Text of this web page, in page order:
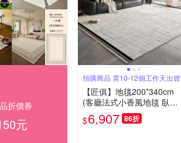
折價券
元
預購商品 需10-12個工作天出貨
【匠俱】地毯200*340cm
(客廳法式小香風地毯 臥室
免洗可擦沙發茶幾輕奢高級
感地墊)
$6,907 86折